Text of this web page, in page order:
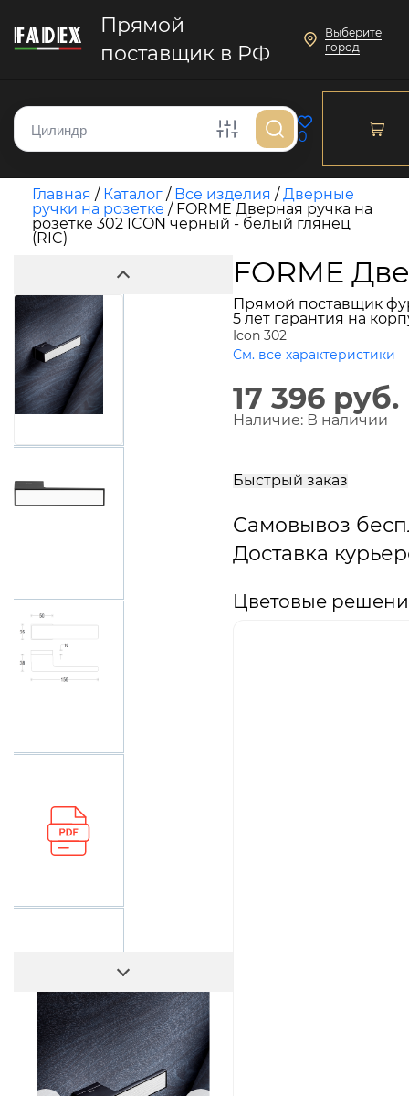
Прямой
поставщик в РФ
Выберите
город
0
Главная / Каталог / Все изделия /Дверные
ручки на розетке / FORME Дверная ручка на
розетке 302 ICON черный - белый глянец
(RIC)
FORME
Прямой поставщик
5 лет гарантия на
Icon 302
См. все характеристики
17 396 руб.
Наличие: В наличии
Быстрый заказ
Самовывоз
Доставка
Цветовые